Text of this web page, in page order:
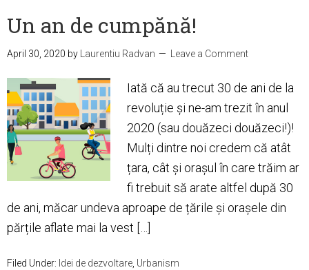
Un an de cumpănă!
April 30, 2020 by Laurentiu Radvan Leave a Comment
Iată că au trecut 30 de ani de la
revoluție și ne-am trezit în anul
2020 (sau douăzeci douăzeci!)!
Mulți dintre noi credem că atât
țara, cât și orașul în care trăim ar
fi trebuit să arate altfel după 30
de ani, măcar undeva aproape de țările și orașele din
părțile aflate mai la vest […]
Filed Under: Idei de dezvoltare Urbanism